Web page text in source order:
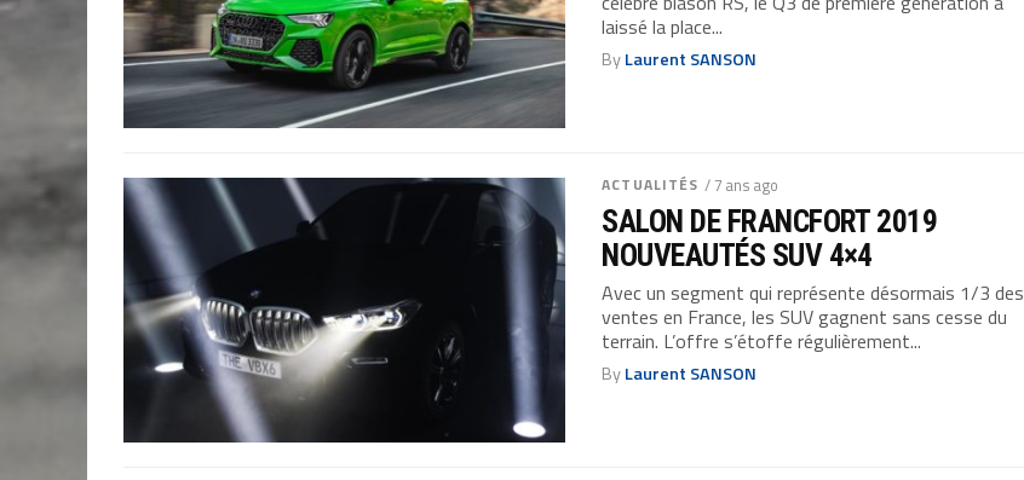
laissé la place...
ByLaurent SANSON
ACTUALITÉS / 7 ans ago
SALON DE FRANCFORT 2019
NOUVEAUTÉS SUV 4×4
Avec un segment qui représente désormais 1/3 des
ventes en France, les SUV gagnent sans cesse du
terrain. L’offre s’étoffe régulièrement...
ByLaurent SANSON